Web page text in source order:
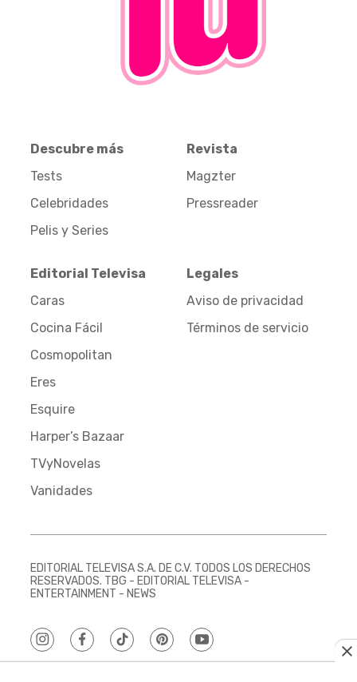
Descubre más
Tests
Celebridades
Pelis y Series
Revista
Magzter
Pressreader
Editorial Televisa
Caras
Cocina Fácil
Cosmopolitan
Eres
Esquire
Harper’s Bazaar
TVyNovelas
Vanidades
Legales
Aviso de privacidad
Términos de servicio
EDITORIAL TELEVISA S.A. DE C.V. TODOS LOS DERECHOS
RESERVADOS. TBG - EDITORIAL TELEVISA -
ENTERTAINMENT - NEWS
instagramfacebooktiktokpinterestyoutube